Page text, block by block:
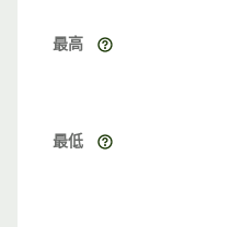
最高
最低